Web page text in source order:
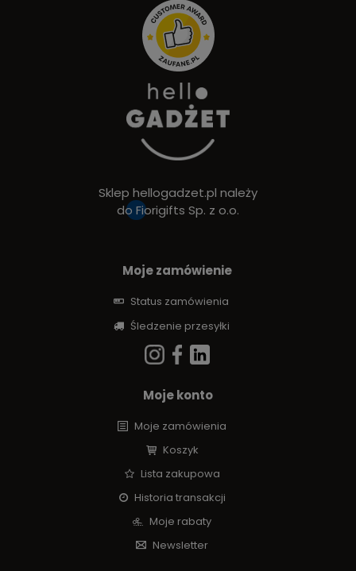
Sklep hellogadzet.pl należy
do Fiorigifts Sp. z o.o.
Moje zamówienie
Status zamówienia
Śledzenie przesyłki
Moje konto
Moje zamówienia
Koszyk
Lista zakupowa
Historia transakcji
Moje rabaty
Newsletter